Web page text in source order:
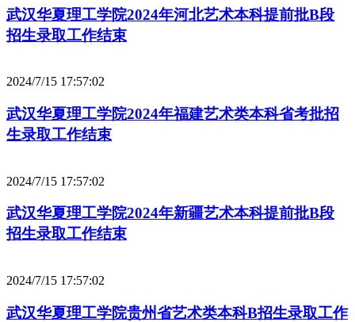
武汉华夏理工学院2024年河北艺术本科提前批B段
招生录取工作结束
2024/7/15 17:57:02
武汉华夏理工学院2024年福建艺术类本科省考批招
生录取工作结束
2024/7/15 17:57:02
武汉华夏理工学院2024年新疆艺术本科提前批B段
招生录取工作结束
2024/7/15 17:57:02
武汉华夏理工学院贵州省艺术类本科B招生录取工作